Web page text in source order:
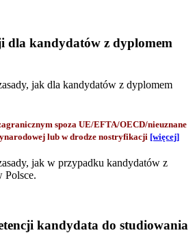
dla kandydatów z dyplomem
jak dla kandydatów z dyplomem
spoza UE/EFTA/OECD/nieuznane
lub w drodze nostryfikacji [więcej]
jak w przypadku kandydatów z
Polsce.
kandydata do studiowania